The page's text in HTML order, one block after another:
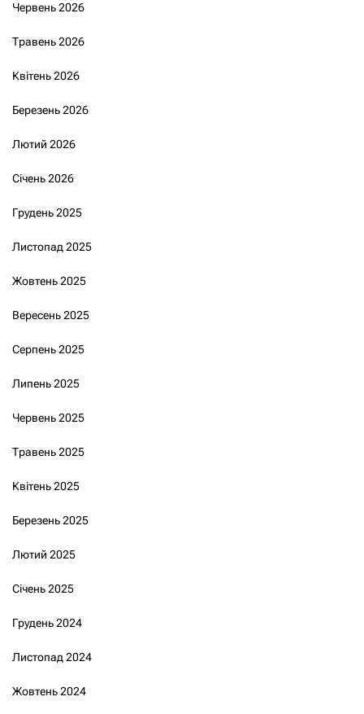
Червень 2026
Травень 2026
Квітень 2026
Березень 2026
Лютий 2026
Січень 2026
Грудень 2025
Листопад 2025
Жовтень 2025
Вересень 2025
Серпень 2025
Липень 2025
Червень 2025
Травень 2025
Квітень 2025
Березень 2025
Лютий 2025
Січень 2025
Грудень 2024
Листопад 2024
Жовтень 2024